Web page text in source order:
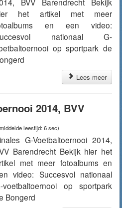
het artikel met meer
en een video:
nationaal G-
op sportpark de
Lees meer
2014, BVV
leestijd: 6 sec)
G-Voetbaltoernooi 2014,
Barendrecht Bekijk hier het
met meer fotoalbums en
video: Succesvol nationaal
voetbaltoernooi op sportpark
Bongerd